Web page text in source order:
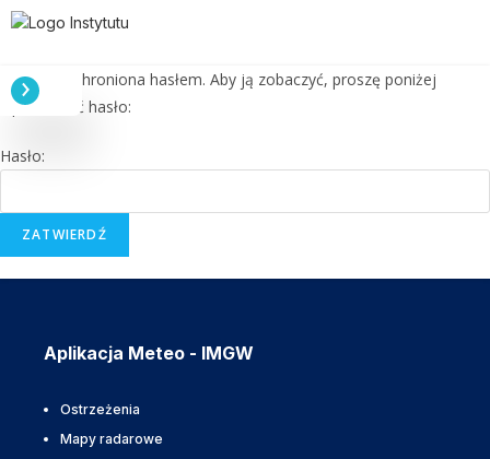
Treść jest chroniona hasłem. Aby ją zobaczyć, proszę poniżej
wprowadzić hasło:
Hasło:
Aplikacja Meteo - IMGW
Ostrzeżenia
Mapy radarowe